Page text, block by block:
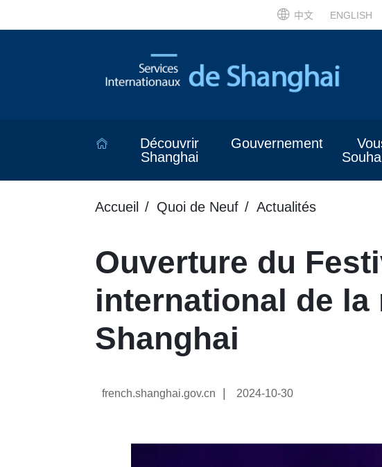
中文 ENGLISH
Découvrir
Shanghai
Gouvernement
Accueil Quoi de Neuf Actualités
Ouverture du
international de la
Shanghai
french.shanghai.gov.cn 2024-10-30